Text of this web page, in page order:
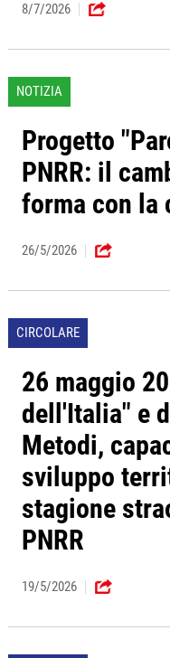
8/7/2026
NOTIZIA
Progetto
PNRR: il
forma con la
26/5/2026
CIRCOLARE
26 maggio
dell'Italia" e
Metodi,
sviluppo
stagione
PNRR
19/5/2026